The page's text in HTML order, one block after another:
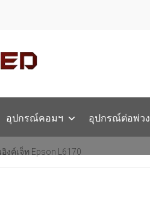
อุปกรณ์คอมฯ อุปกรณ์ต่อพ่วง
งค์เจ็ท Epson L6170